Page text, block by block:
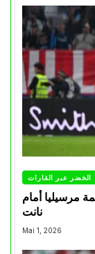
الخضر عبر القارات
مرسيليا أمام
نانت
Mai 1, 2026